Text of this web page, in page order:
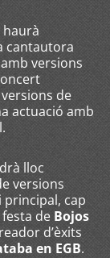
haurà
cantautora
versions
de
actuació amb
lloc
versions
principal, cap
deBojos
d’èxits
en EGB.